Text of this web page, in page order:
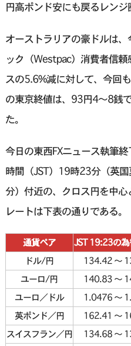
円高ポンド安にも戻るレンジ
オーストラリアの豪ドルは
ック（Westpac）消費者信
スの5.6%減に対して、今回
の東京終値は、93円4〜8銭
た。
今日の東西FXニュース執筆
時間（JST）19時23分（英
分）付近の、クロス円を中
レートは下表の通りである。
通貨ペア JST 19:23の
ドル/円
134.42 〜
ユーロ/円
140.83 〜
ユーロ／ドル
1.0476 〜
英ポンド／円
162.41 〜
スイスフラン／円
134.68 〜